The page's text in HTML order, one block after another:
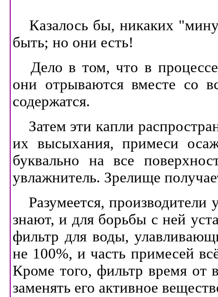
Казалось бы, никаких
быть; но они есть!
Дело в том, что в
они отрываются вместе со
содержатся.
Затем эти капли
их высыхания, примеси
буквально на все
увлажнитель. Зрелище
Разумеется,
знают, и для борьбы с ней
фильтр для воды,
не 100%, и часть примесей
Кроме того, фильтр время от
заменять его активное